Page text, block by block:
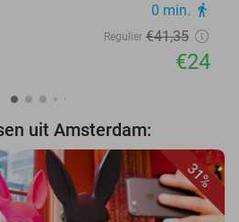
0 min. directions_walk
Regulier €41,35
€24
uit Amsterdam:
31%